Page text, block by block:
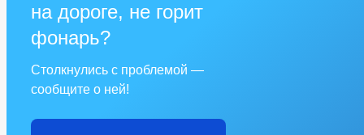
на дороге, не горит
фонарь?
Столкнулись с проблемой —
сообщите о ней!